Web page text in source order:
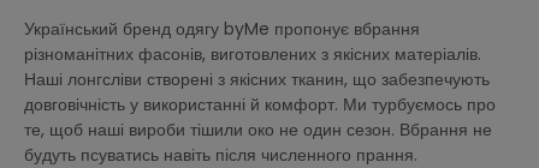
Український бренд одягу byMe пропонує вбрання
різноманітних фасонів, виготовлених з якісних матеріалів.
Наші лонгсліви створені з якісних тканин, що забезпечують
довговічність у використанні й комфорт. Ми турбуємось про
те, щоб наші вироби тішили око не один сезон. Вбрання не
будуть псуватись навіть після численного прання.